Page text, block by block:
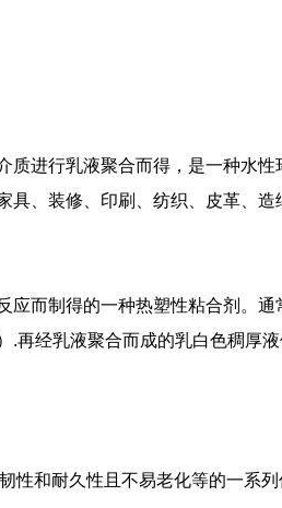
行乳液聚合而得，是一种水性
、装修、印刷、纺织、皮革、造
制得的一种热塑性粘合剂。通
再经乳液聚合而成的乳白色稠厚液
和耐久性且不易老化等的一系